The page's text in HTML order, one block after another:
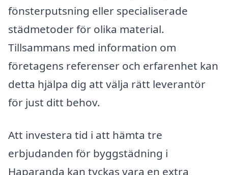
fönsterputsning eller specialiserade
städmetoder för olika material.
Tillsammans med information om
företagens referenser och erfarenhet kan
detta hjälpa dig att välja rätt leverantör
för just ditt behov.
Att investera tid i att hämta tre
erbjudanden för byggstädning i
Haparanda kan tyckas vara en extra